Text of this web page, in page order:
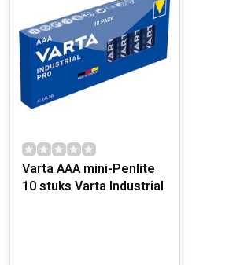
Varta AAA mini-Penlite
10 stuks Varta Industrial